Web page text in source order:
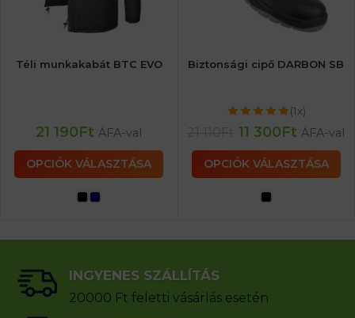
Téli munkakabát BTC EVO
21 190Ft ÁFA-val
OPCIÓK VÁLASZTÁSA
Biztonsági cipő DARBON SB
(1x)
11 300Ft ÁFA-val
OPCIÓK VÁLASZTÁSA
INGYENES SZÁLLÍTÁS
20000 Ft feletti vásárlás esetén